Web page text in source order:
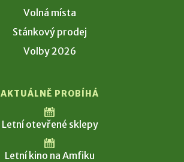
Volná místa
Stánkový prodej
Volby 2026
AKTUÁLNĚ PROBÍHÁ
Letní otevřené sklepy
Letní kino na Amfiku